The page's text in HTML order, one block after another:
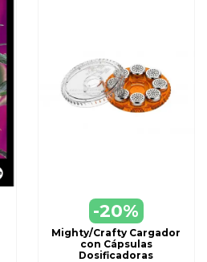
-20%
Mighty/Crafty Cargador
con Cápsulas
Dosificadoras